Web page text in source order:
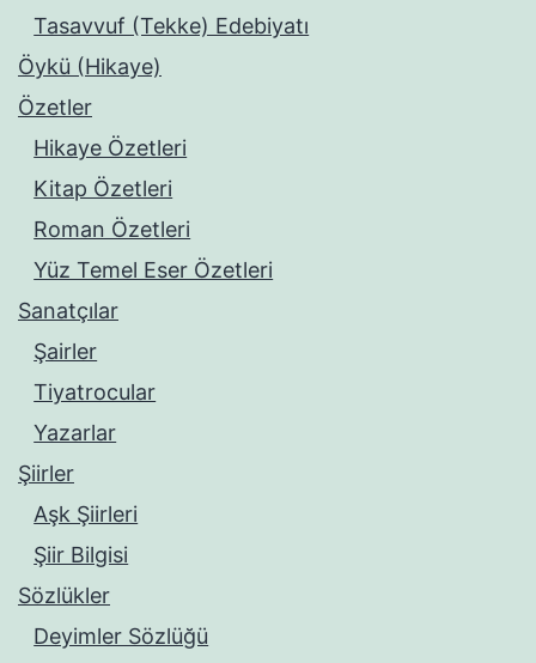
Tasavvuf (Tekke) Edebiyatı
Öykü (Hikaye)
Özetler
Hikaye Özetleri
Kitap Özetleri
Roman Özetleri
Yüz Temel Eser Özetleri
Sanatçılar
Şairler
Tiyatrocular
Yazarlar
Şiirler
Aşk Şiirleri
Şiir Bilgisi
Sözlükler
Deyimler Sözlüğü